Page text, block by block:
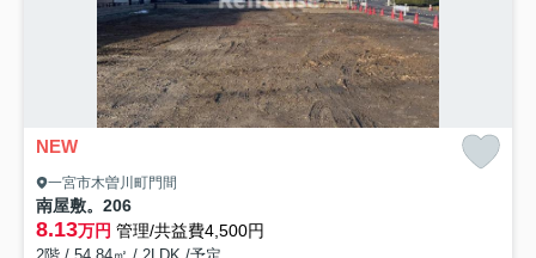
NEW
一宮市木曽川町門間
南屋敷。 206
8.13万円 管理/共益費4,500円